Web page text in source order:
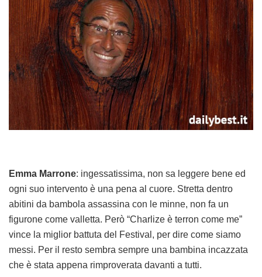
Emma Marrone: ingessatissima, non sa leggere bene ed
ogni suo intervento è una pena al cuore. Stretta dentro
abitini da bambola assassina con le minne, non fa un
figurone come valletta. Però “Charlize è terron come me”
vince la miglior battuta del Festival, per dire come siamo
messi. Per il resto sembra sempre una bambina incazzata
che è stata appena rimproverata davanti a tutti.